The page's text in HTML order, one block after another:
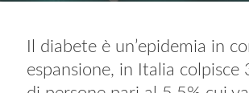
Il diabete è un’epidemia in
espansione, in Italia colpisce